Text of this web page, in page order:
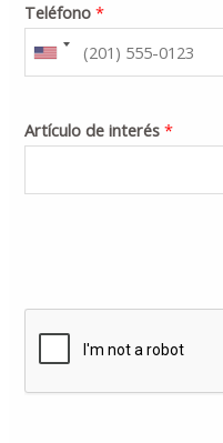
Teléfono*
Artículo de interés*